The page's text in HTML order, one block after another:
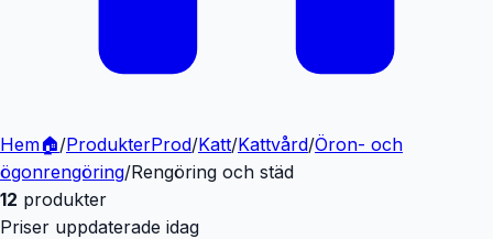
Hem🏠/ProdukterProd/Katt/Kattvård/Öron- och
ögonrengöring/Rengöring och städ
12 produkter
Priser uppdaterade idag